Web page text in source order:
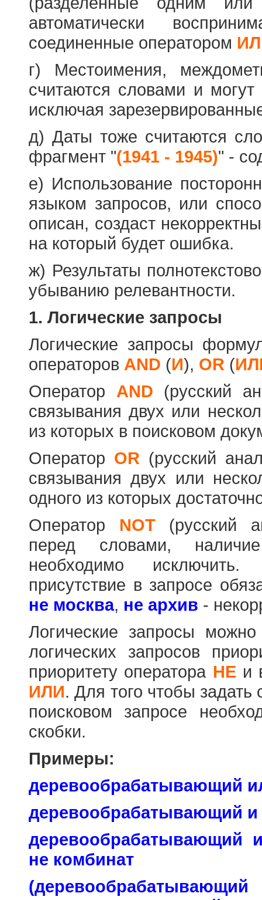
автоматически
соединенные оператором
г) Местоимения,
считаются словами и могут
исключая
д) Даты тоже считаются
фрагмент "(1941 - 1945)" -
е) Использование
языком запросов, или
описан, создаст
на который будет ошибка.
ж) Результаты
убыванию релевантности.
1. Логические запросы
Логические запросы
операторов AND (И), OR (
Оператор AND (русский
связывания двух или
из которых в поисковом
Оператор OR (русский
связывания двух или
одного из которых
Оператор NOT(русский
перед словами,
необходимо
присутствие в запросе
не москва, не архив -
Логические запросы
логических запросов
приоритету оператора НЕи
ИЛИ. Для того чтобы задать
поисковом запросе
скобки.
Примеры:
деревообрабатывающий
деревообрабатывающий и
деревообрабатывающий
не комбинат